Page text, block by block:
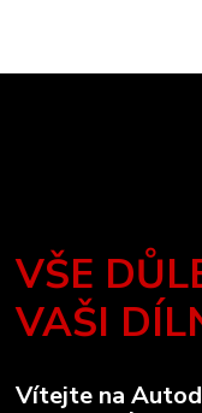
VŠE
VAŠI
Vítejte na